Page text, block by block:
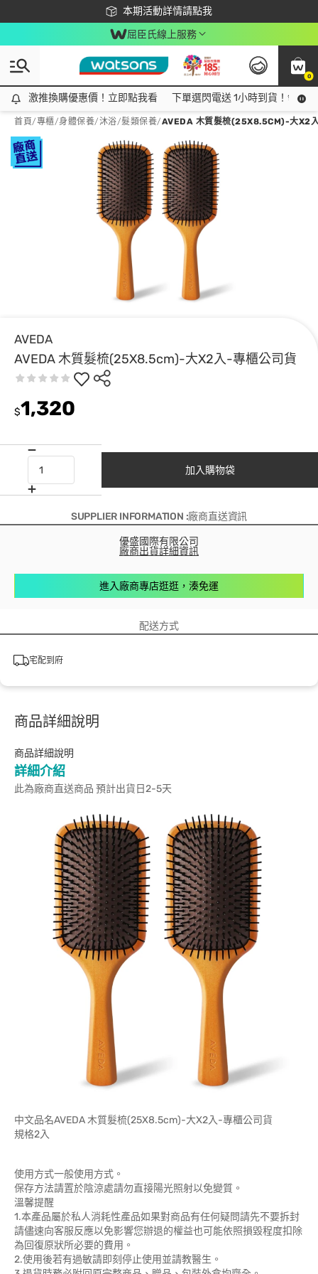
本期活動詳情請點我
下載app最高回饋$350
屈臣氏線上服務
0
激推換購優惠價！立即點我看
激推換購優惠價！立即點我看 下單選閃電送 1小時到貨！領神
首頁/專櫃/身體保養/沐浴/髮類保養/AVEDA 木質髮梳(25X8.5CM)-大X2
AVEDA
AVEDA 木質髮梳(25X8.5cm)-大X2入-專櫃公司貨
$1,320
加入購物袋
SUPPLIER INFORMATION :廠商直送資訊
優盛國際有限公司
廠商出貨詳細資訊
進入廠商專店逛逛，湊免運
配送方式
宅配到府
商品詳細說明
商品詳細說明
詳細介紹
此為廠商直送商品 預計出貨日2-5天
中文品名AVEDA 木質髮梳(25X8.5cm)-大X2入-專櫃公司貨
規格2入
使用方式一般使用方式。
保存方法請置於陰涼處請勿直接陽光照射以免變質。
溫馨提醒
1.本產品屬於私人消耗性產品如果對商品有任何疑問請先不要拆封
請儘速向客服反應以免影響您辦退的權益也可能依照損毀程度扣除
為回復原狀所必要的費用。
2.使用後若有過敏請即刻停止使用並請教醫生。